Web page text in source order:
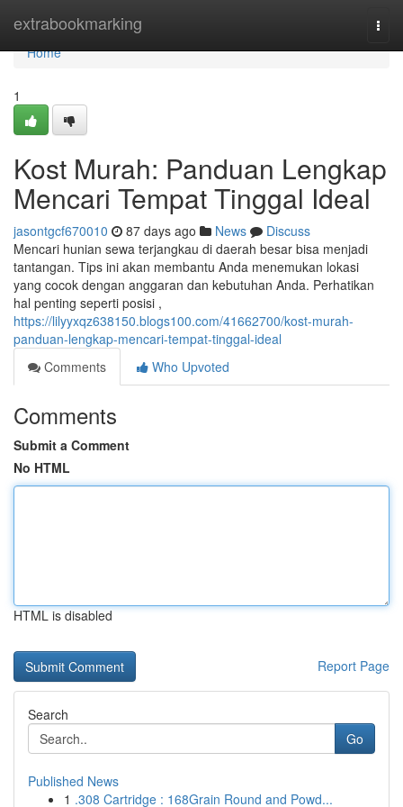
extrabookmarking
Home
Home
1
Kost Murah: Panduan Lengkap
Mencari Tempat Tinggal Ideal
jasontgcf670010 87 days ago News
Discuss
Mencari hunian sewa terjangkau di daerah besar bisa menjadi
tantangan. Tips ini akan membantu Anda menemukan lokasi
yang cocok dengan anggaran dan kebutuhan Anda. Perhatikan
hal penting seperti posisi ,
https://lilyyxqz638150.blogs100.com/41662700/kost-murah-
panduan-lengkap-mencari-tempat-tinggal-ideal
Comments
Who Upvoted
Comments
Submit a Comment
No HTML
HTML is disabled
Report Page
Search
Go
Published News
1 .308 Cartridge : 168Grain Round and Powd...